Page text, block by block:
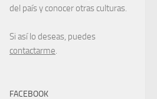
del país y conocer otras culturas.
Si así lo deseas, puedes
contactarme.
FACEBOOK